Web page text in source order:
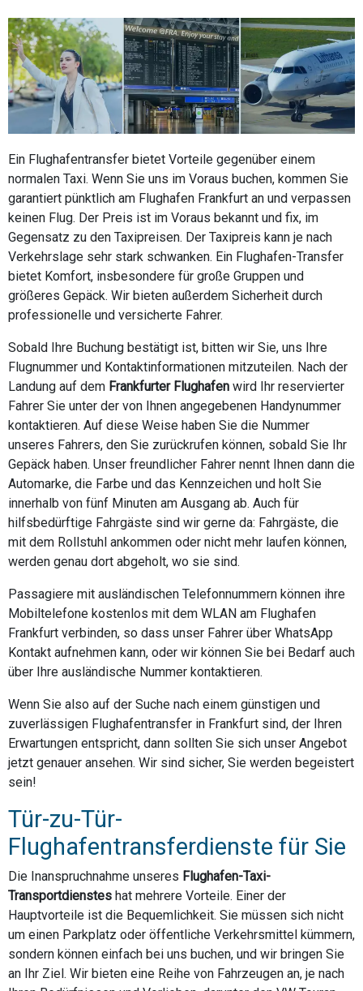
Ein Flughafentransfer bietet Vorteile gegenüber einem
normalen Taxi. Wenn Sie uns im Voraus buchen, kommen Sie
garantiert pünktlich am Flughafen Frankfurt an und verpassen
keinen Flug. Der Preis ist im Voraus bekannt und fix, im
Gegensatz zu den Taxipreisen. Der Taxipreis kann je nach
Verkehrslage sehr stark schwanken. Ein Flughafen-Transfer
bietet Komfort, insbesondere für große Gruppen und
größeres Gepäck. Wir bieten außerdem Sicherheit durch
professionelle und versicherte Fahrer.
Sobald Ihre Buchung bestätigt ist, bitten wir Sie, uns Ihre
Flugnummer und Kontaktinformationen mitzuteilen. Nach der
Landung auf dem Frankfurter Flughafen wird Ihr reservierter
Fahrer Sie unter der von Ihnen angegebenen Handynummer
kontaktieren. Auf diese Weise haben Sie die Nummer
unseres Fahrers, den Sie zurückrufen können, sobald Sie Ihr
Gepäck haben. Unser freundlicher Fahrer nennt Ihnen dann die
Automarke, die Farbe und das Kennzeichen und holt Sie
innerhalb von fünf Minuten am Ausgang ab. Auch für
hilfsbedürftige Fahrgäste sind wir gerne da: Fahrgäste, die
mit dem Rollstuhl ankommen oder nicht mehr laufen können,
werden genau dort abgeholt, wo sie sind.
Passagiere mit ausländischen Telefonnummern können ihre
Mobiltelefone kostenlos mit dem WLAN am Flughafen
Frankfurt verbinden, so dass unser Fahrer über WhatsApp
Kontakt aufnehmen kann, oder wir können Sie bei Bedarf auch
über Ihre ausländische Nummer kontaktieren.
Wenn Sie also auf der Suche nach einem günstigen und
zuverlässigen Flughafentransfer in Frankfurt sind, der Ihren
Erwartungen entspricht, dann sollten Sie sich unser Angebot
jetzt genauer ansehen. Wir sind sicher, Sie werden begeistert
sein!
Tür-zu-Tür-
Flughafentransferdienste für Sie
Die Inanspruchnahme unseres Flughafen-Taxi-
Transportdienstes hat mehrere Vorteile. Einer der
Hauptvorteile ist die Bequemlichkeit. Sie müssen sich nicht
um einen Parkplatz oder öffentliche Verkehrsmittel kümmern,
sondern können einfach bei uns buchen, und wir bringen Sie
an Ihr Ziel. Wir bieten eine Reihe von Fahrzeugen an, je nach